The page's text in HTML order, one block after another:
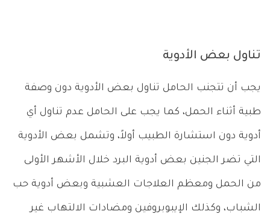
تناول بعض الأدوية
يجب أن تتجنب الحامل تناول بعض الأدوية دون وصفة
طبية أثناء الحمل، كما يجب على الحامل عدم تناول أي
أدوية دون استشارة الطبيب أولاً، وتشمل بعض الأدوية
التي تضر الجنين بعض أدوية البرد خلال الأشهر الأولى
من الحمل ومعظم العلاجات العشبية وبعض أدوية حب
الشباب، وكذلك الإيبوبروفين ومضادات الالتهاب غير